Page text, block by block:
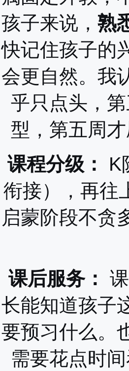
孩子来说， 熟
快记住孩子的
会更自然。我
乎只点头，
型，第五周
课程分级：
K
衔接），再往
启蒙阶段不贪
课后服务：
长能知道孩子
要预习什么。
需要花点时